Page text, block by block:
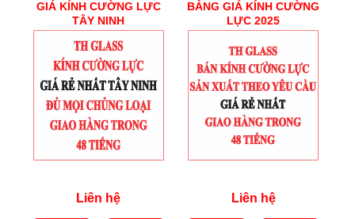
GIÁ KÍNH CƯỜNG LỰC
TÂY NINH
Liên hệ
BẢNG GIÁ KÍNH CƯỜNG
LỰC 2025
Liên hệ